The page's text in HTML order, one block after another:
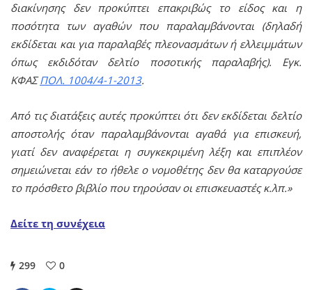
διακίνησης δεν προκύπτει επακριβώς το είδος και η
ποσότητα των αγαθών που παραλαμβάνονται (δηλαδή
εκδίδεται και για παραλαβές πλεονασμάτων ή ελλειμμάτων
όπως εκδιδόταν δελτίο ποσοτικής παραλαβής). Εγκ.
ΚΦΑΣΠΟΛ. 1004/4-1-2013.
Από τις διατάξεις αυτές προκύπτει ότι δεν εκδίδεται δελτίο
αποστολής όταν παραλαμβάνονται αγαθά για επισκευή,
γιατί δεν αναφέρεται η συγκεκριμένη λέξη και επιπλέον
σημειώνεται εάν το ήθελε ο νομοθέτης δεν θα καταργούσε
το πρόσθετο βιβλίο που τηρούσαν οι επισκευαστές κ.λπ.»
Δείτε τη συνέχεια
299 0